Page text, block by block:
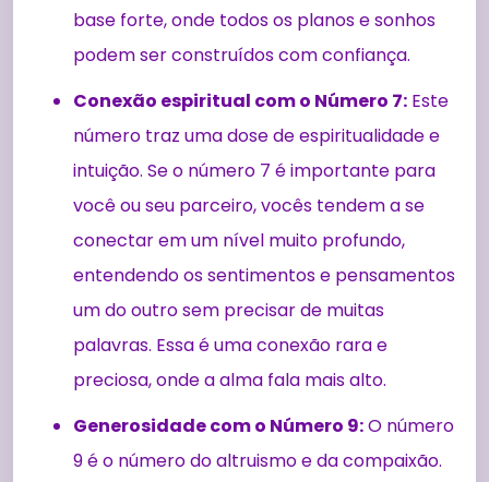
base forte, onde todos os planos e sonhos
podem ser construídos com confiança.
Conexão espiritual com o Número 7: Este
número traz uma dose de espiritualidade e
intuição. Se o número 7 é importante para
você ou seu parceiro, vocês tendem a se
conectar em um nível muito profundo,
entendendo os sentimentos e pensamentos
um do outro sem precisar de muitas
palavras. Essa é uma conexão rara e
preciosa, onde a alma fala mais alto.
Generosidade com o Número 9:O número
9 é o número do altruismo e da compaixão.